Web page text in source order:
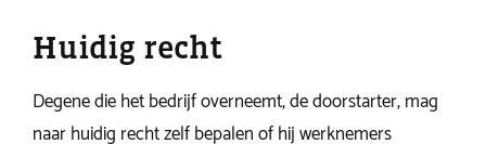
Huidig recht
Degene die het bedrijf overneemt, de doorstarter, mag
naar huidig recht zelf bepalen of hij werknemers